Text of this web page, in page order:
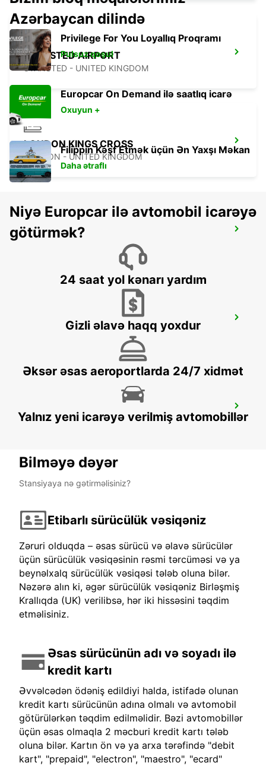
STANSTED AIRPORT
STANSTED - UNITED KINGDOM
LONDON KINGS CROSS
LONDON - UNITED KINGDOM
SLOUGH
SLOUGH - UNITED KINGDOM
LONDON HEATHROW AIRPORT
LONDON - UNITED KINGDOM
LONDON VICTORIA
LONDON - UNITED KINGDOM
Azərbaycan dilində
Privilege For You Loyallıq Proqramı
Pulsuz qoşul
Europcar On Demand ilə saatlıq icarə
Oxuyun +
Filippin Kəşf Etmək üçün Ən Yaxşı Məkan
Daha ətraflı
Niyə Europcar ilə avtomobil icarəyə
götürmək?
24 saat yol kənarı yardım
Gizli əlavə haqq yoxdur
Əksər əsas aeroportlarda 24/7 xidmət
Yalnız yeni icarəyə verilmiş avtomobillər
Bilməyə dəyər
Stansiyaya nə gətirməlisiniz?
Etibarlı sürücülük vəsiqəniz
Zəruri olduqda – əsas sürücü və əlavə sürücülər
üçün sürücülük vəsiqəsinin rəsmi tərcüməsi və ya
beynəlxalq sürücülük vəsiqəsi tələb oluna bilər.
Nəzərə alın ki, əgər sürücülük vəsiqəniz Birləşmiş
Krallıqda (UK) verilibsə, hər iki hissəsini təqdim
etməlisiniz.
Əsas sürücünün adı və soyadı ilə
kredit kartı
Əvvəlcədən ödəniş edildiyi halda, istifadə olunan
kredit kartı sürücünün adına olmalı və avtomobil
götürülərkən təqdim edilməlidir. Bəzi avtomobillər
üçün əsas olmaqla 2 məcburi kredit kartı tələb
oluna bilər. Kartın ön və ya arxa tərəfində "debit
kart", "prepaid", "electron", "maestro", "ecard"